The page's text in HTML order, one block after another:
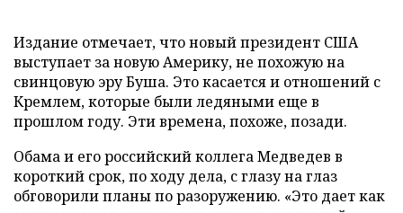
Издание отмечает, что новый президент США
выступает за новую Америку, не похожую на
свинцовую эру Буша. Это касается и отношений с
Кремлем, которые были ледяными еще в
прошлом году. Эти времена, похоже, позади.
Обама и его российский коллега Медведев в
короткий срок, по ходу дела, с глазу на глаз
обговорили планы по разоружению. «Это дает как